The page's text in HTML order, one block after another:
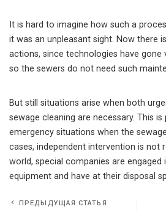
It is hard to imagine how such a
it was an unpleasant sight. Now there
actions, since technologies have gone
so the sewers do not need such
But still situations arise when both
sewage cleaning are necessary. This
emergency situations when the
cases, independent intervention is not
world, special companies are engaged
equipment and have at their disposal
ПРЕДЫДУЩАЯ СТАТЬЯ